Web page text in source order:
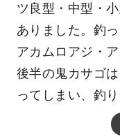
ツ良型・中型・
ありました。釣
アカムロアジ・
後半の鬼カサゴ
ってしまい、釣